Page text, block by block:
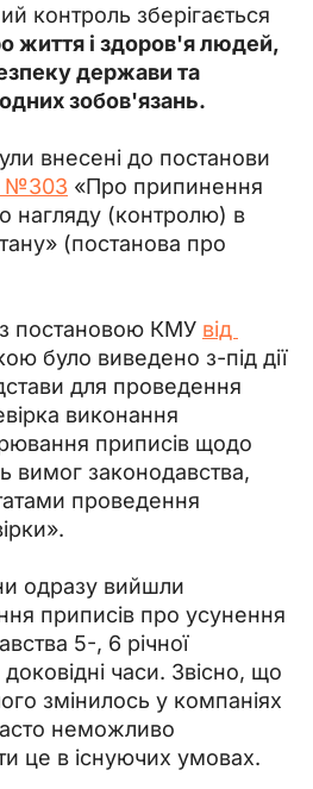
контроль зберігається
життя і здоров'я людей,
держави та
зобов'язань.
внесені до постанови
№303 «Про припинення
нагляду (контролю) в
(постанова про
постановою КМУ від
було виведено з-під дії
для проведення
виконання
приписів щодо
вимог законодавства,
проведення
одразу вийшли
приписів про усунення
5-, 6 річної
часи. Звісно, що
змінилось у компаніях
неможливо
це в існуючих умовах.